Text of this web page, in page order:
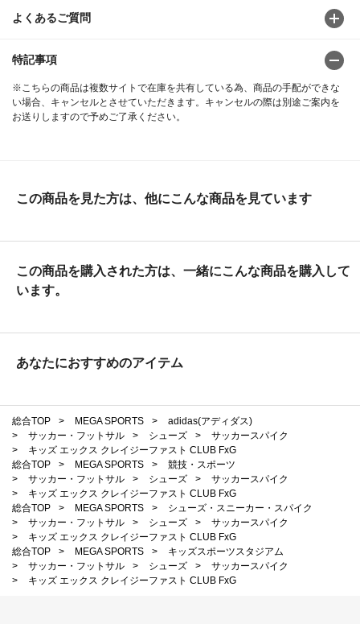
よくあるご質問
特記事項
※こちらの商品は複数サイトで在庫を共有している為、商品の手配ができな
い場合、キャンセルとさせていただきます。キャンセルの際は別途ご案内を
お送りしますので予めご了承ください。
この商品を見た方は、他にこんな商品を見ています
この商品を購入された方は、一緒にこんな商品を購入して
います。
あなたにおすすめのアイテム
総合TOP > MEGA SPORTS >
adidas(アディダス)
>
サッカー・フットサル > シューズ >
サッカースパイク
>
キッズ エックス クレイジーファスト CLUB FxG
総合TOP
> MEGA SPORTS >
競技・スポーツ
>
サッカー・フットサル > シューズ >
サッカースパイク
>
キッズ エックス クレイジーファスト CLUB FxG
総合TOP
> MEGA SPORTS >
シューズ・スニーカー・スパイク
>
サッカー・フットサル > シューズ >
サッカースパイク
>
キッズ エックス クレイジーファスト CLUB FxG
総合TOP
> MEGA SPORTS >
キッズスポーツスタジアム
>
サッカー・フットサル > シューズ >
サッカースパイク
>
キッズ エックス クレイジーファスト CLUB FxG